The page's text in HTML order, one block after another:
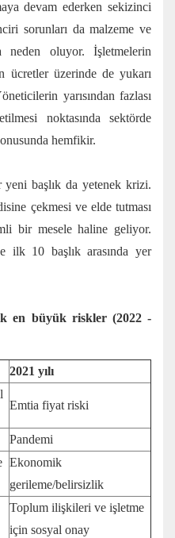
devam ederken sekizinci
sorunları da malzeme ve
neden oluyor. İşletmelerin
ücretler üzerinde de yukarı
yarısından fazlası
noktasında sektörde
hemfikir.
başlık da yetenek krizi.
çekmesi ve elde tutması
bir mesele haline geliyor.
ilk 10 başlık arasında yer
en büyük riskler (2022 -
2021 yılı
Emtia fiyat riski
Pandemi
Ekonomik
gerileme/belirsizlik
Toplum ilişkileri ve işletme
için sosyal onay